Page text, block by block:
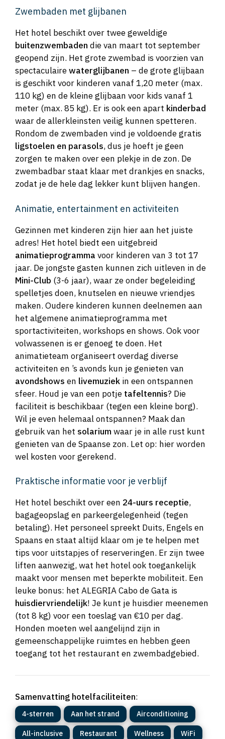
Zwembaden met glijbanen
Het hotel beschikt over twee geweldige
buitenzwembaden die van maart tot september
geopend zijn. Het grote zwembad is voorzien van
spectaculairewaterglijbanen – de grote glijbaan
is geschikt voor kinderen vanaf 1,20 meter (max.
110 kg) en de kleine glijbaan voor kids vanaf 1
meter (max. 85 kg). Er is ook een apart kinderbad
waar de allerkleinsten veilig kunnen spetteren.
Rondom de zwembaden vind je voldoende gratis
ligstoelen en parasols, dus je hoeft je geen
zorgen te maken over een plekje in de zon. De
zwembadbar staat klaar met drankjes en snacks,
zodat je de hele dag lekker kunt blijven hangen.
Animatie, entertainment en activiteiten
Gezinnen met kinderen zijn hier aan het juiste
adres! Het hotel biedt een uitgebreid
animatieprogramma voor kinderen van 3 tot 17
jaar. De jongste gasten kunnen zich uitleven in de
Mini-Club (3-6 jaar), waar ze onder begeleiding
spelletjes doen, knutselen en nieuwe vriendjes
maken. Oudere kinderen kunnen deelnemen aan
het algemene animatieprogramma met
sportactiviteiten, workshops en shows. Ook voor
volwassenen is er genoeg te doen. Het
animatieteam organiseert overdag diverse
activiteiten en ’s avonds kun je genieten van
avondshows en livemuziek in een ontspannen
sfeer. Houd je van een potje tafeltennis? Die
faciliteit is beschikbaar (tegen een kleine borg).
Wil je even helemaal ontspannen? Maak dan
gebruik van het solarium waar je in alle rust kunt
genieten van de Spaanse zon. Let op: hier worden
wel kosten voor gerekend.
Praktische informatie voor je verblijf
Het hotel beschikt over een 24-uurs receptie,
bagageopslag en parkeergelegenheid (tegen
betaling). Het personeel spreekt Duits, Engels en
Spaans en staat altijd klaar om je te helpen met
tips voor uitstapjes of reserveringen. Er zijn twee
liften aanwezig, wat het hotel ook toegankelijk
maakt voor mensen met beperkte mobiliteit. Een
leuke bonus: het ALEGRIA Cabo de Gata is
huisdiervriendelijk! Je kunt je huisdier meenemen
(tot 8 kg) voor een toeslag van €10 per dag.
Honden moeten wel aangelijnd zijn in
gemeenschappelijke ruimtes en hebben geen
toegang tot het restaurant en zwembadgebied.
Samenvatting hotelfaciliteiten:
4-sterren Aan het strand Airconditioning
All-inclusive Restaurant Wellness WiFi